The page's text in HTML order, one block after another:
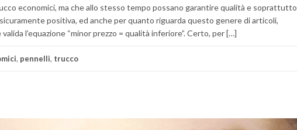
economici, ma che allo stesso tempo possano garantire qualità e soprattutto
positiva, ed anche per quanto riguarda questo genere di articoli,
l’equazione “minor prezzo = qualità inferiore”. Certo, per […]
, pennelli, trucco